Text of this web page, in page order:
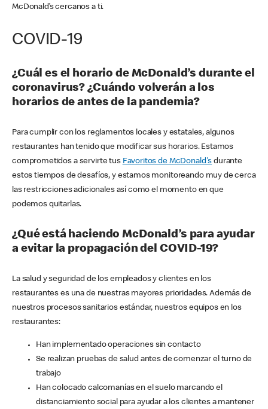
McDonald’s cercanos a ti.
COVID-19
¿Cuál es el horario de McDonald’s durante el
coronavirus? ¿Cuándo volverán a los
horarios de antes de la pandemia?
Para cumplir con los reglamentos locales y estatales, algunos
restaurantes han tenido que modificar sus horarios. Estamos
comprometidos a servirte tus Favoritos de McDonald's durante
estos tiempos de desafíos, y estamos monitoreando muy de cerca
las restricciones adicionales así como el momento en que
podemos quitarlas.
¿Qué está haciendo McDonald’s para ayudar
a evitar la propagación del COVID-19?
La salud y seguridad de los empleados y clientes en los
restaurantes es una de nuestras mayores prioridades. Además de
nuestros procesos sanitarios estándar, nuestros equipos en los
restaurantes:
Han implementado operaciones sin contacto
Se realizan pruebas de salud antes de comenzar el turno de
trabajo
Han colocado calcomanías en el suelo marcando el
distanciamiento social para ayudar a los clientes a mantener